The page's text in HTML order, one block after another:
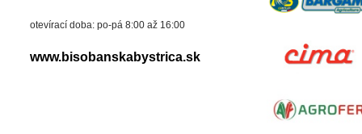
otevírací doba: po-pá 8:00 až 16:00
www.bisobanskabystrica.sk